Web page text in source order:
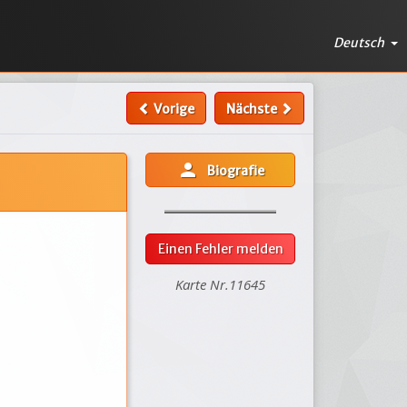
Deutsch
Vorige Nächste
person Biografie
Einen Fehler melden
Karte Nr.11645